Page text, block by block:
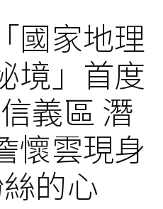
國家地理
境」首度
義區 潛
懷雲現身
的心